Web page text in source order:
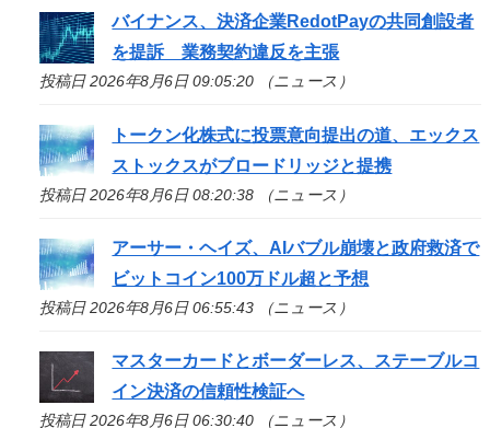
バイナンス、決済企業RedotPayの共同創設者
を提訴 業務契約違反を主張
投稿日 2026年8月6日 09:05:20 （ニュース）
トークン化株式に投票意向提出の道、エックス
ストックスがブロードリッジと提携
投稿日 2026年8月6日 08:20:38 （ニュース）
アーサー・ヘイズ、AIバブル崩壊と政府救済で
ビットコイン100万ドル超と予想
投稿日 2026年8月6日 06:55:43 （ニュース）
マスターカードとボーダーレス、ステーブルコ
イン決済の信頼性検証へ
投稿日 2026年8月6日 06:30:40 （ニュース）